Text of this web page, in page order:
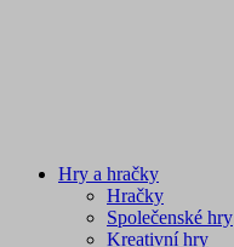
Hry a hračky
Hračky
Společenské hry
Kreativní hry